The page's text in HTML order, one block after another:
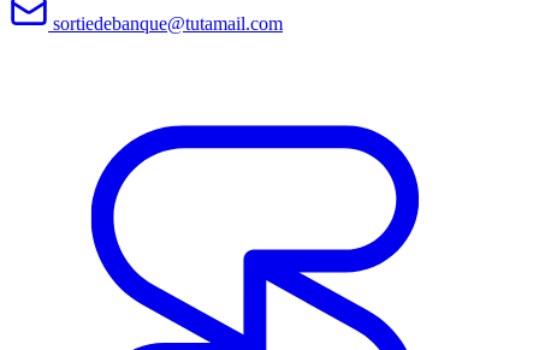
sortiedebanque@tutamail.com